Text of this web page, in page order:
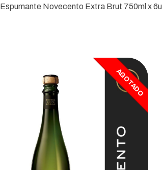
Espumante Novecento Extra Brut 750ml x 6u
AGOTADO